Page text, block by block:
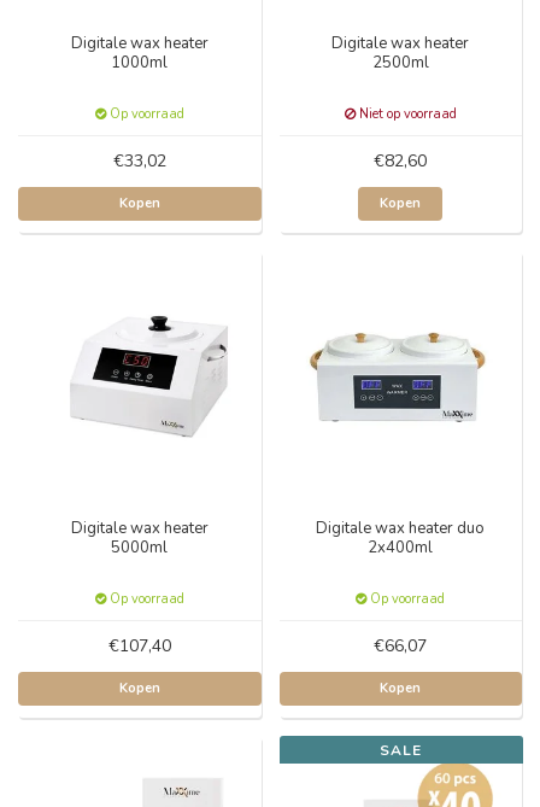
Digitale wax heater
1000ml
Op voorraad
€33,02
Kopen
Digitale wax heater
2500ml
Niet op voorraad
€82,60
Kopen
Digitale wax heater
5000ml
Op voorraad
€107,40
Kopen
Digitale wax heater duo
2x400ml
Op voorraad
€66,07
Kopen
SALE